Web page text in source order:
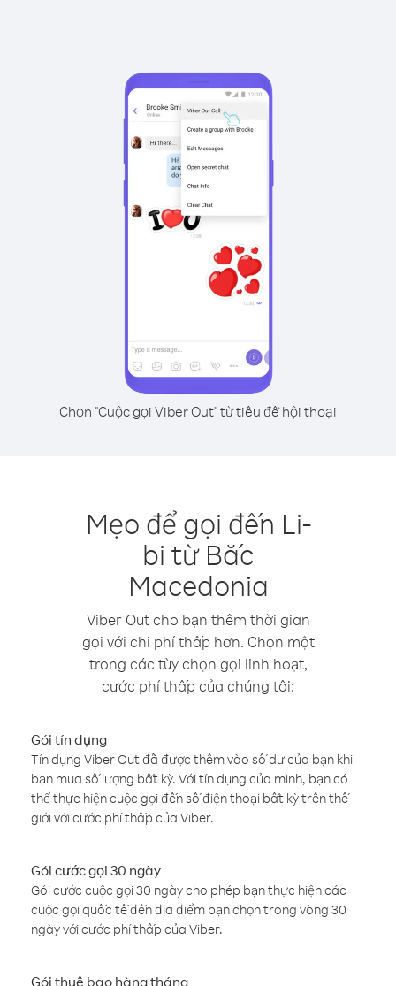
Chọn "Cuộc gọi Viber Out" từ tiêu đề hội thoại
Mẹo để gọi đến Li-
bi từ Bắc
Macedonia
Viber Out cho bạn thêm thời gian
gọi với chi phí thấp hơn. Chọn một
trong các tùy chọn gọi linh hoạt,
cước phí thấp của chúng tôi:
Gói tín dụng
Tín dụng Viber Out đã được thêm vào số dư của bạn khi
bạn mua số lượng bất kỳ. Với tín dụng của mình, bạn có
thể thực hiện cuộc gọi đến số điện thoại bất kỳ trên thế
giới với cước phí thấp của Viber.
Gói cước gọi 30 ngày
Gói cước cuộc gọi 30 ngày cho phép bạn thực hiện các
cuộc gọi quốc tế đến địa điểm bạn chọn trong vòng 30
ngày với cước phí thấp của Viber.
Gói thuê bao hàng tháng